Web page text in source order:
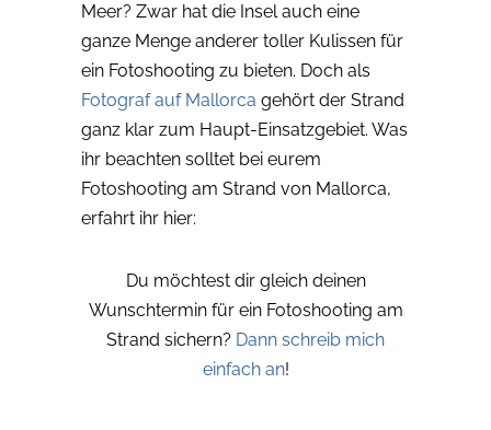
Meer? Zwar hat die Insel auch eine
ganze Menge anderer toller Kulissen für
ein Fotoshooting zu bieten. Doch als
Fotograf auf Mallorca gehört der Strand
ganz klar zum Haupt-Einsatzgebiet. Was
ihr beachten solltet bei eurem
Fotoshooting am Strand von Mallorca,
erfahrt ihr hier:
Du möchtest dir gleich deinen
Wunschtermin für ein Fotoshooting am
Strand sichern? Dann schreib mich
einfach an!